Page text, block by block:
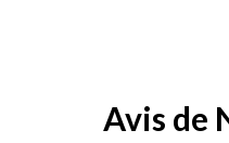
Avis de